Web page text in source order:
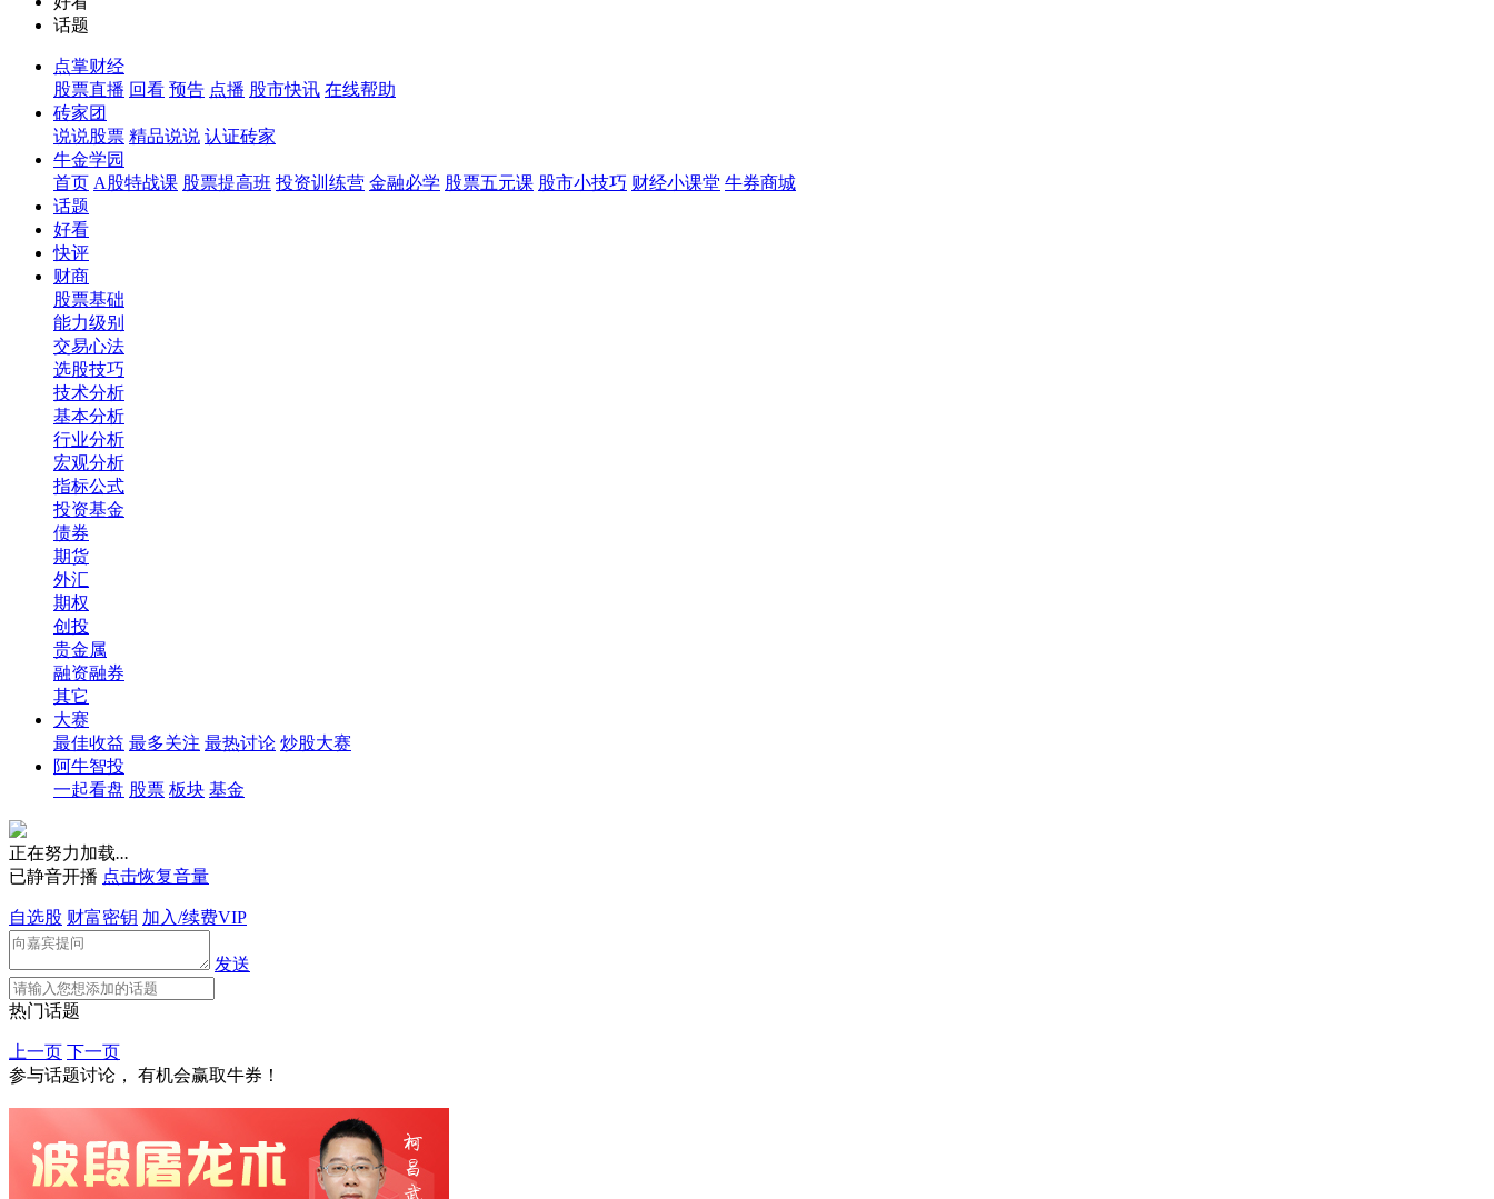
话题
点掌财经
股票直播 回看 预告 点播 股市快讯 在线帮助
砖家团
说说股票 精品说说 认证砖家
牛金学园
首页 A股特战课 股票提高班 投资训练营 金融必学 股票五元课 股市小技巧 财经小课堂 牛券商城
话题
好看
快评
财商
股票基础
能力级别
交易心法
选股技巧
技术分析
基本分析
行业分析
宏观分析
指标公式
投资基金
债券
期货
外汇
期权
创投
贵金属
融资融券
其它
大赛
最佳收益 最多关注 最热讨论 炒股大赛
阿牛智投
一起看盘 股票 板块 基金
正在努力加载...
已静音开播 点击恢复音量
自选股 财富密钥 加入/续费VIP
发送
热门话题
上一页 下一页
参与话题讨论， 有机会赢取牛券！